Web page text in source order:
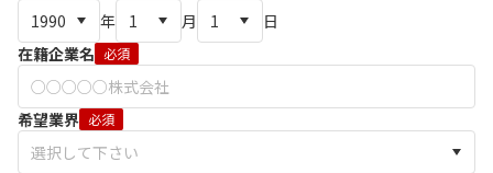
年 月
日
在籍企業名 必須
希望業界 必須